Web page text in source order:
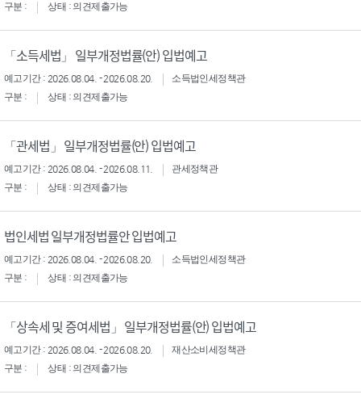
구분 :
상태 : 의견제출가능
「소득세법」 일부개정법률(안) 입법예고
예고기간 : 2026.08.04. - 2026.08.20.
소득법인세정책관
구분 :
상태 : 의견제출가능
「관세법」 일부개정법률(안) 입법예고
예고기간 : 2026.08.04. - 2026.08.11.
관세정책관
구분 :
상태 : 의견제출가능
법인세법 일부개정법률안 입법예고
예고기간 : 2026.08.04. - 2026.08.20.
소득법인세정책관
구분 :
상태 : 의견제출가능
「상속세 및 증여세법」 일부개정법률(안) 입법예고
예고기간 : 2026.08.04. - 2026.08.20.
재산소비세정책관
구분 :
상태 : 의견제출가능